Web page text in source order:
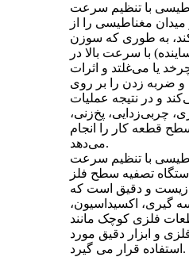
با تنظیم سرعت
میدان مغناطیسی را از
به طوری که سوزن
با سرعت بالا در
یا می‌غلتد و اثرات
ضربه زدن را بر روی
و در نتیجه عملیات
چربی‌زدایی، پخ‌زنی،
قطعه کار را انجام
می‌دهد.
با تنظیم سرعت
تصفیه سطح فلز
زیست و دقیق است که
گیری، اکسیداسیون،
فلزی کوچک مانند
و ابزار دقیق مورد
استفاده قرار می گیرد.